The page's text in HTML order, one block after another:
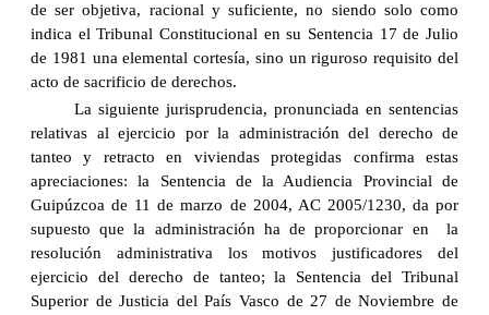
de ser objetiva, racional y suficiente, no siendo solo como
indica el Tribunal Constitucional en su Sentencia 17 de Julio
de 1981 una elemental cortesía, sino un riguroso requisito del
acto de sacrificio de derechos.
La siguiente jurisprudencia, pronunciada en sentencias
relativas al ejercicio por la administración del derecho de
tanteo y retracto en viviendas protegidas confirma estas
apreciaciones: la Sentencia de la Audiencia Provincial de
Guipúzcoa de 11 de marzo de 2004, AC 2005/1230, da por
supuesto que la administración ha de proporcionar en la
resolución administrativa los motivos justificadores del
ejercicio del derecho de tanteo; la Sentencia del Tribunal
Superior de Justicia del País Vasco de 27 de Noviembre de